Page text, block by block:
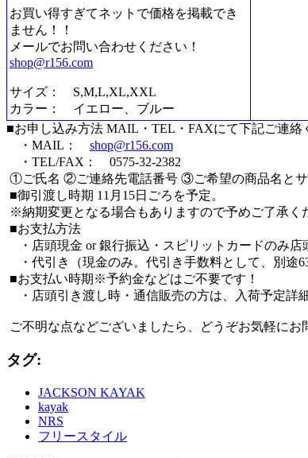
お買い得すぎてネットで価格を掲載でき
ません！！
メールでお問い合わせください！
shop@r156.com
サイズ： S,M,L,XL,XXL
カラー： イエロー、ブルー
■お申し込み方法 MAIL・TEL・FAXにて下記ご連絡
・MAIL： shop@r156.com
・TEL/FAX： 0575-32-2382
①ご氏名 ②ご連絡先電話番号 ③ご希望の商品名とサ
■御引渡し時期 11月15日ごろを予定。
※納期変更となる場合もありますので予めご了承く
■お支払方法
・店頭現金 or 銀行振込・スピリットカードのみ店
・代引き（現金のみ。代引き手数料として、別途
■お支払い時期※予約金などはご不要です！
・店頭引き渡し時・通信販売の方は、入荷予定詳
ご不明な点などございましたら、どうぞお気軽にお
タグ:
JACKSON KAYAK
kayak
NRS
フリースタイル